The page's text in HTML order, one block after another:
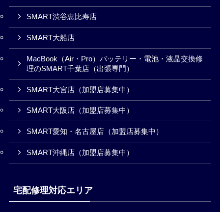
SMART渋谷恵比寿店
SMART大船店
MacBook（Air・Pro）バッテリー・電池・液晶交換修
理のSMART千葉店（出張専門）
SMART大宮店（加盟店募集中）
SMART大阪店（加盟店募集中）
SMART愛知・名古屋店（加盟店募集中）
SMART沖縄店（加盟店募集中）
宅配修理対応エリア